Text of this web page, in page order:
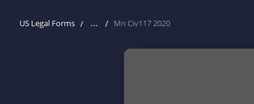
US Legal Forms ... Mn Civ117 2020